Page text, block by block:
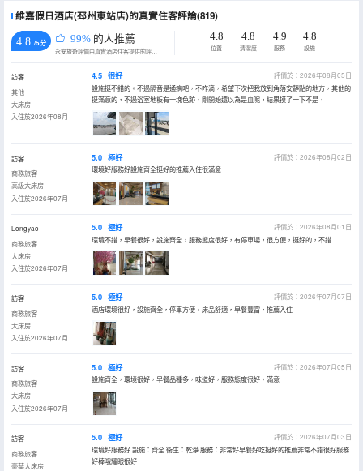
維嘉假日酒店(邳州東站店)的真實住客評論(819)
4.8 /5分 99% 的人推薦
永安旅遊評價由真實酒店住客提供的評價。
4.8
位置
4.8
清潔度
4.9
服務
4.8
設施
訪客
其他
大床房
入住於2026年08月
4.5 很好
評價於：2026年08月05日
設施挺不錯的。不過隔音是通病吧，不咋滴，希望下次把我放到角落安靜點的地方，其他的
挺滿意的，不過浴室地板有一塊色跡，剛開始還以為是血呢，結果摸了一下不是，
訪客
商務旅客
高級大床房
入住於2026年07月
5.0 極好
評價於：2026年08月02日
環境好服務好設施齊全挺好的推薦入住很滿意
Longyao
商務旅客
大床房
入住於2026年07月
5.0 極好
評價於：2026年08月01日
環境不錯，早餐很好，設施齊全，服務態度很好，有停車場，很方便，挺好的，不錯
訪客
商務旅客
大床房
入住於2026年07月
5.0 極好
評價於：2026年07月07日
酒店環境很好，設施齊全，停車方便，床品舒適，早餐豐富，推薦入住
訪客
商務旅客
大床房
入住於2026年07月
5.0 極好
評價於：2026年07月05日
設施齊全，環境很好，早餐品種多，味道好，服務態度很好，滿意
訪客
商務旅客
豪華大床房
5.0 極好
評價於：2026年07月03日
環境好服務好 設施：齊全 衞生：乾淨 服務：非常好早餐好吃挺好的推薦非常不錯很好服務
好棒哦耀眼很好